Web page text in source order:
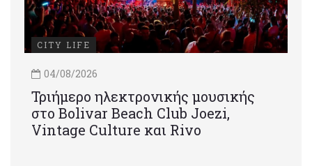
CITY LIFE
04/08/2026
Τριήμερο ηλεκτρονικής μουσικής
στο Bolivar Beach Club Joezi,
Vintage Culture και Rivo